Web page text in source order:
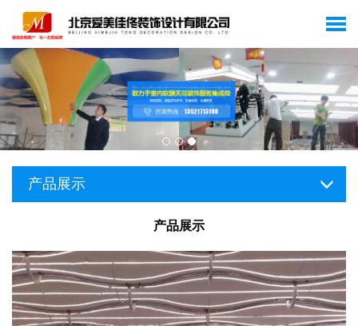
产品展示
产品展示